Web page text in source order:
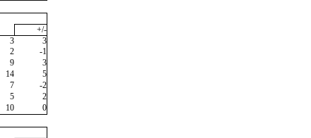
+/-
3
3
2
-1
9
3
14
5
7
-2
5
2
10
0